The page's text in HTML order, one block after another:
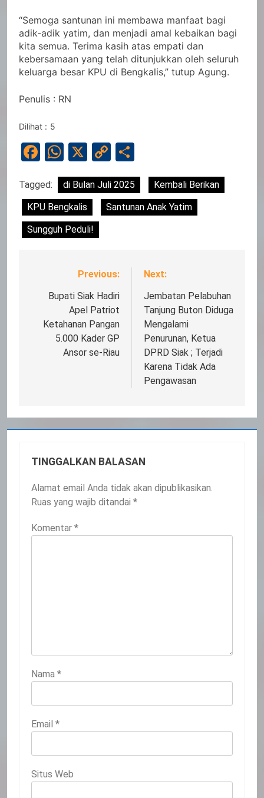
“Semoga santunan ini membawa manfaat bagi
adik-adik yatim, dan menjadi amal kebaikan bagi
kita semua. Terima kasih atas empati dan
kebersamaan yang telah ditunjukkan oleh seluruh
keluarga besar KPU di Bengkalis,” tutup Agung.
Penulis : RN
Dilihat : 5
Facebook
WhatsApp
X
Copy
Link
Tagged: di Bulan Juli 2025
Kembali Berikan
KPU Bengkalis
Santunan Anak Yatim
Sungguh Peduli!
Navigasi
pos
Previous:
Bupati Siak Hadiri
Apel Patriot
Ketahanan Pangan
5.000 Kader GP
Ansor se-Riau
Next:
Jembatan Pelabuhan
Tanjung Buton Diduga
Mengalami
Penurunan, Ketua
DPRD Siak ; Terjadi
Karena Tidak Ada
Pengawasan
TINGGALKAN BALASAN
Alamat email Anda tidak akan dipublikasikan.
Ruas yang wajib ditandai *
Komentar *
Nama *
Email *
Situs Web